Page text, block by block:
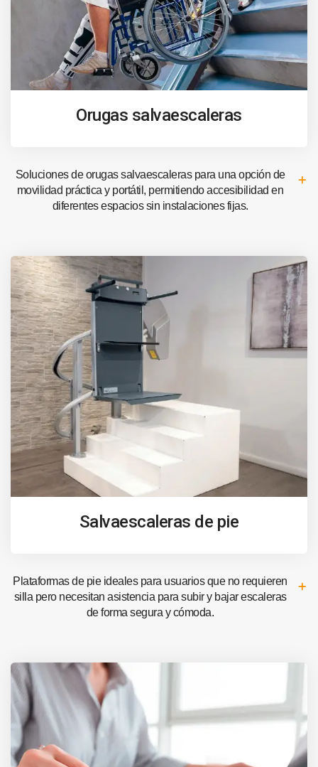
Orugas salvaescaleras
Soluciones de orugas salvaescaleras para una opción de
movilidad práctica y portátil, permitiendo accesibilidad en
diferentes espacios sin instalaciones fijas.
Salvaescaleras de pie
Plataformas de pie ideales para usuarios que no requieren
silla pero necesitan asistencia para subir y bajar escaleras
de forma segura y cómoda.